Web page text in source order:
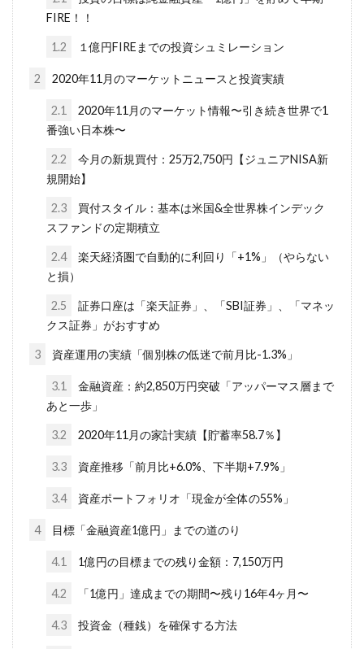
FIRE！！
1.2 １億円FIREまでの投資シュミレーション
2 2020年11月のマーケットニュースと投資実績
2.1
2020年11月のマーケット情報〜引き続き世界で1
番強い日本株〜
2.2
今月の新規買付：25万2,750円【ジュニアNISA新
規開始】
2.3
買付スタイル：基本は米国&全世界株インデック
スファンドの定期積立
2.4
楽天経済圏で自動的に利回り「+1%」（やらない
と損）
2.5
証券口座は「楽天証券」、「SBI証券」、「マネッ
クス証券」がおすすめ
3 資産運用の実績「個別株の低迷で前月比-1.3%」
3.1
金融資産：約2,850万円突破「アッパーマス層まで
あと一歩」
3.2 2020年11月の家計実績【貯蓄率58.7％】
3.3 資産推移「前月比+6.0%、下半期+7.9%」
3.4 資産ポートフォリオ「現金が全体の55%」
4 目標「金融資産1億円」までの道のり
4.1 1億円の目標までの残り金額：7,150万円
4.2 「1億円」達成までの期間〜残り16年4ヶ月〜
4.3 投資金（種銭）を確保する方法